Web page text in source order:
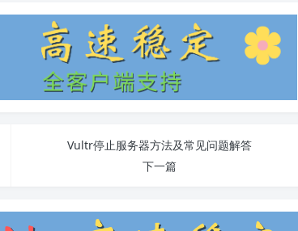
Vultr停止服务器方法及常见问题解答
下一篇